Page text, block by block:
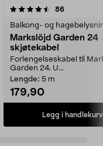
86
Balkong- og
Markslöjd Garden 24
skjøtekabel
Forlengelseskabel til
Garden 24. U...
Lengde: 5 m
179,90
Legg i handlekurv
4.5av 5 stjerner